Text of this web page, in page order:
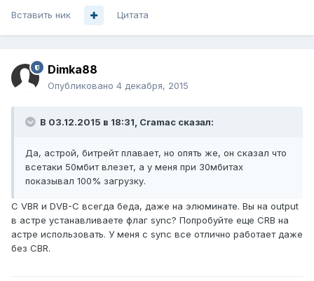
Вставить ник Цитата
Dimka88
Опубликовано 4 декабря, 2015
В 03.12.2015 в 18:31, Cramac сказал:
Да, астрой, битрейт плавает, но опять же, он сказал что
всетаки 50мбит влезет, а у меня при 30мбитах
показывал 100% загрузку.
С VBR и DVB-C всегда беда, даже на элюминате. Вы на output
в астре устанавливаете флаг sync? Попробуйте еще CRB на
астре использовать. У меня с sync все отлично работает даже
без CBR.